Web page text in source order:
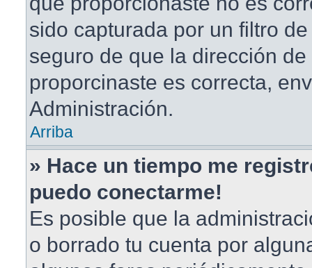
sido capturada por un filtro
seguro de que la dirección
proporcinaste es correcta,
Administración.
Arriba
» Hace un tiempo me
puedo conectarme!
Es posible que la
o borrado tu cuenta por